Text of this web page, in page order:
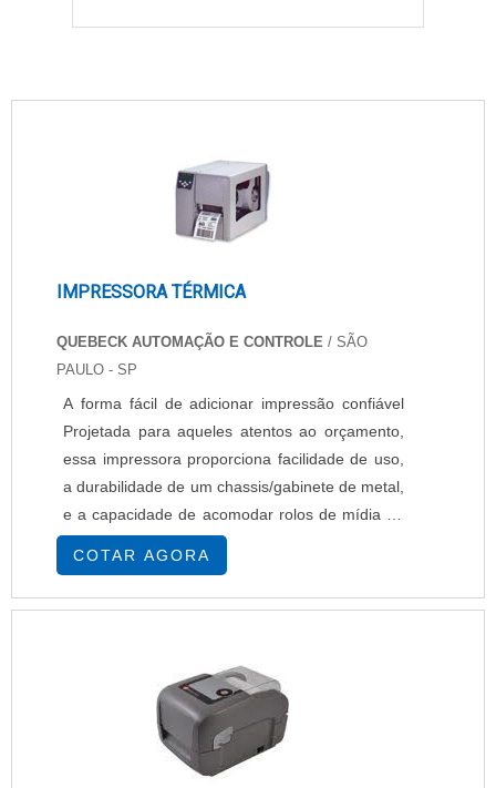
IMPRESSORA TÉRMICA
QUEBECK AUTOMAÇÃO E CONTROLE / SÃO
PAULO - SP
A forma fácil de adicionar impressão confiável
Projetada para aqueles atentos ao orçamento,
essa impressora proporciona facilidade de uso,
a durabilidade de um chassis/gabinete de metal,
e a capacidade de acomodar rolos de mídia de
8 (20,32 cm), o que significa menos troca de
mídia no meio do trabalho. A S4M é um
excelente valor em comparação a impressoras
COTAR AGORA